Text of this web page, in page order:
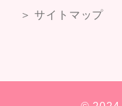
＞ サイトマップ